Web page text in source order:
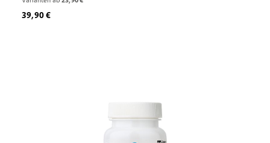
Regulärer Preis:
39,90 €